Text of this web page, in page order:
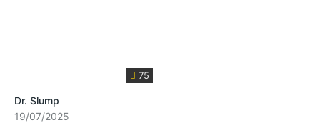
75
Dr. Slump
19/07/2025